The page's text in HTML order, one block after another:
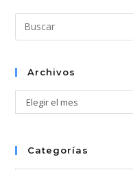
Archivos
Archivos
Elegir el mes
Categorías